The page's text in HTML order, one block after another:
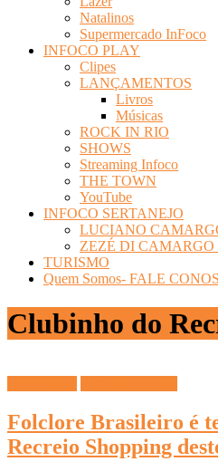
Natalinos
Supermercado InFoco
INFOCO PLAY
Clipes
LANÇAMENTOS
Livros
Músicas
ROCK IN RIO
SHOWS
Streaming Infoco
THE TOWN
YouTube
INFOCO SERTANEJO
LUCIANO
ZEZÉ DI CAMARGO
TURISMO
Quem Somos- FALE
Clubinho do
Folclore Brasileiro é
Recreio Shopping